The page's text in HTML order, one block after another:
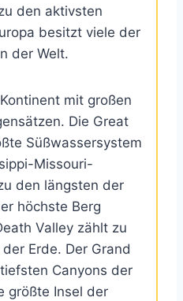
den aktivsten
besitzt viele der
der Welt.
mit großen
Die Great
Süßwassersystem
Missouri-
den längsten der
höchste Berg
Valley zählt zu
Erde. Der Grand
Canyons der
größte Insel der